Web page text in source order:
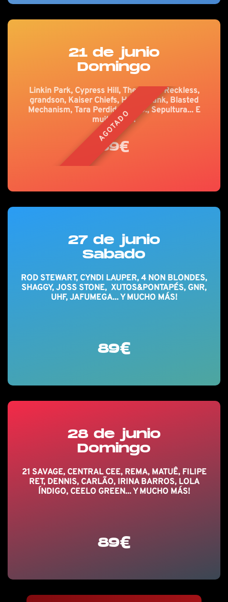
21 de junio
Domingo
AGOTADO
Linkin Park, Cypress Hill, The Pretty Reckless,
grandson, Kaiser Chiefs, Hoobastank, Blasted
Mechanism, Tara Perdida, P.O.D., Sepultura... E
muito mais!
89€
27 de junio
Sabado
ROD STEWART, CYNDI LAUPER, 4 NON BLONDES,
SHAGGY, JOSS STONE, XUTOS&PONTAPÉS, GNR,
UHF, JAFUMEGA... Y MUCHO MÁS!
89€
28 de junio
Domingo
21 SAVAGE, CENTRAL CEE, REMA, MATUÊ, FILIPE
RET, DENNIS, CARLÃO, IRINA BARROS, LOLA
ÍNDIGO, CEELO GREEN... Y MUCHO MÁS!
89€